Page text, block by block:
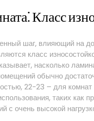
Класс
шаг, влияющий на
класс
насколько
обычно
22-23 – для
таких как
с очень высокой